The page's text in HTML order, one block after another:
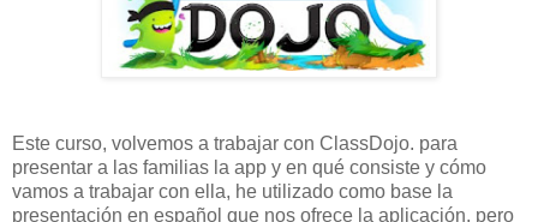
Este curso, volvemos a trabajar con ClassDojo. para
presentar a las familias la app y en qué consiste y cómo
vamos a trabajar con ella, he utilizado como base la
presentación en español que nos ofrece la aplicación, pero